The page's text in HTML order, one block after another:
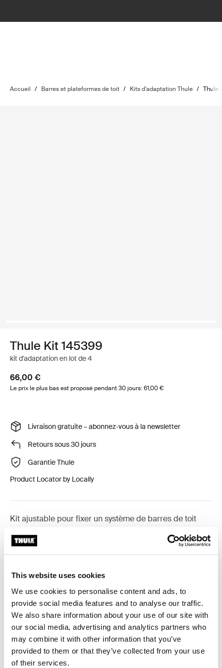
This website uses cookies
We use cookies to personalise content and ads, to
provide social media features and to analyse our traffic.
We also share information about your use of our site with
our social media, advertising and analytics partners who
may combine it with other information that you’ve
provided to them or that they’ve collected from your use
of their services.
Accueil / Barres et plateformes de toit / Kits d'adaptation Thule / Thule
Thule Kit 145399
kit d'adaptation en lot de 4
66,00 €
Le prix le plus bas est proposé pendant 30 jours: 61,00 €
Livraison gratuite – abonnez‑vous à la newsletter
Retours sous 30 jours
Garantie Thule
Product Locator by Locally
Kit ajustable pour fixer un système de barres de toit
préexistants ou de barres installées en usine.
Toggle features
Toutes les caractéristiques
Toggle techspec
Caractéristiques techniques
Toggle guides and instructions
Instructions